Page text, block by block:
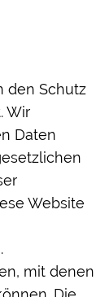
den Schutz
Wir
Daten
Website
mit denen